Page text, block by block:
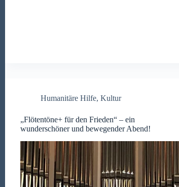
Humanitäre Hilfe, Kultur
„Flötentöne+ für den Frieden“ – ein
wunderschöner und bewegender Abend!